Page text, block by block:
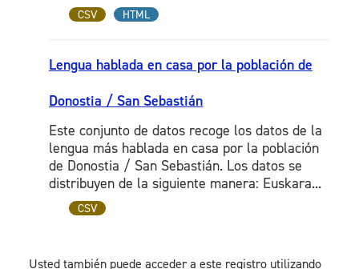
CSV HTML
Lengua hablada en casa por la población de
Donostia / San Sebastián
Este conjunto de datos recoge los datos de la
lengua más hablada en casa por la población
de Donostia / San Sebastián. Los datos se
distribuyen de la siguiente manera: Euskara...
CSV
Usted también puede acceder a este registro utilizando